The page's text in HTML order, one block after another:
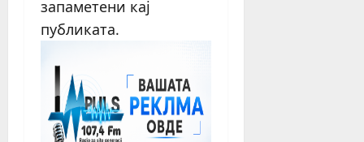
запаметени кај
публиката.